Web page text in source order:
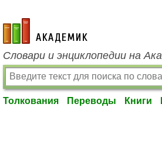
academic.ru
Словари и энциклопедии на
Толкования Переводы Книги